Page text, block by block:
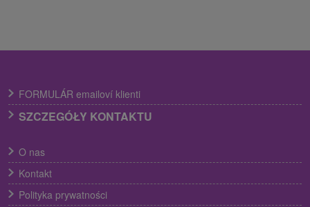
FORMULÁR emailoví klienti
SZCZEGÓŁY KONTAKTU
O nas
Kontakt
Polityka prywatności